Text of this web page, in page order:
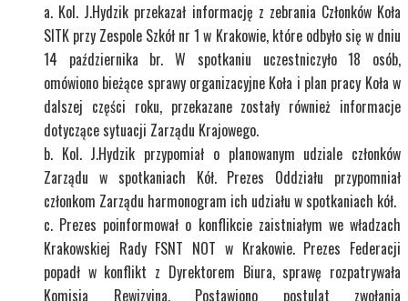
Kol. J.Hydzik przekazał informację z zebrania Członków Koła
SITK przy Zespole Szkół nr 1 w Krakowie, które odbyło się w dniu
14 października br. W spotkaniu uczestniczyło 18 osób,
omówiono bieżące sprawy organizacyjne Koła i plan pracy Koła w
dalszej części roku, przekazane zostały również informacje
dotyczące sytuacji Zarządu Krajowego.
Kol. J.Hydzik przypomiał o planowanym udziale członków
Zarządu w spotkaniach Kół. Prezes Oddziału przypomniał
członkom Zarządu harmonogram ich udziału w spotkaniach kół.
Prezes poinformował o konflikcie zaistniałym we władzach
Krakowskiej Rady FSNT NOT w Krakowie. Prezes Federacji
popadł w konflikt z Dyrektorem Biura, sprawę rozpatrywała
Komisja Rewizyjna. Postawiono postulat zwołania